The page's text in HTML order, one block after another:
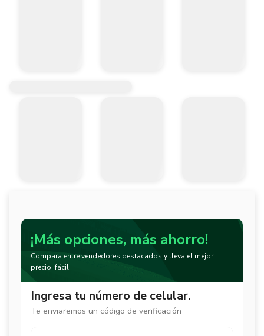
¡Más opciones, más ahorro!
Compara entre vendedores destacados y lleva el mejor
precio, fácil.
Ingresa tu número de celular.
Te enviaremos un código de verificación